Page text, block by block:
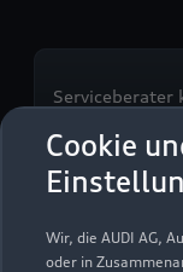
Cookie
Wir, die AUDI AG,
oder in
Serviceberater